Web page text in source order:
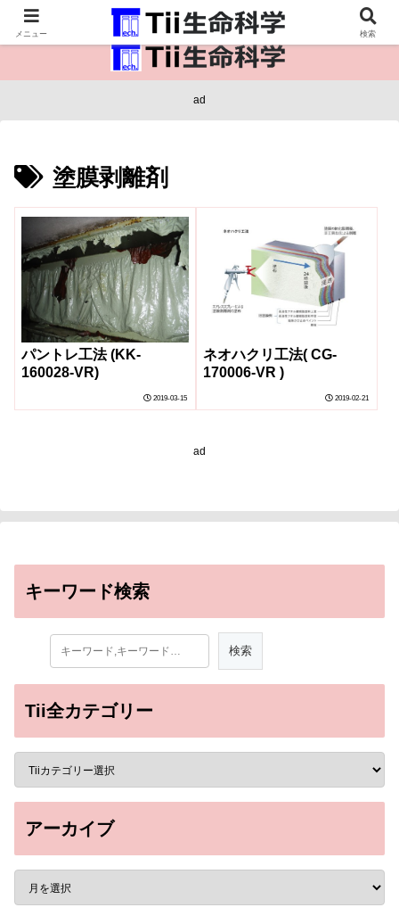
医療保健・生命・生物の情報インフラ。
ad
塗膜剥離剤
パントレ工法 (KK-
160028-VR)
2019-03-15
ネオハクリ工法( CG-
170006-VR )
2019-02-21
ad
キーワード検索
Tii全カテゴリー
アーカイブ
メニュー 検索